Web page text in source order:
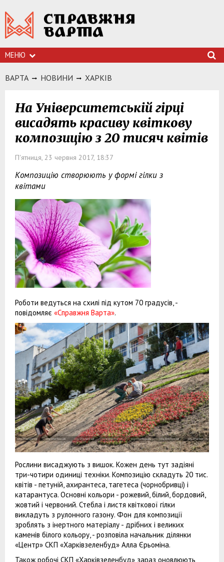
МЕНЮ
ВАРТА НОВИНИ ХАРКIВ
На Університетській гірці
висадять красиву квіткову
композицію з 20 тисяч квітів
П'ятниця, 23 червня 2017, 18:37
Композицію створюють у формі гілки з
квітами
Роботи ведуться на схилі під кутом 70 градусів, -
повідомляє «Справжня Варта».
Рослини висаджують з вишок. Кожен день тут задіяні
три-чотири одиниці техніки. Композицію складуть 20 тис.
квітів - петуній, ахирантеса, тагетеса (чорнобривці) і
катарантуса. Основні кольори - рожевий, білий, бордовий,
жовтий і червоний. Стебла і листя квіткової гілки
викладуть з рулонного газону. Фон для композиції
зроблять з інертного матеріалу - дрібних і великих
каменів білого кольору, - розповіла начальник ділянки
«Центр» СКП «Харківзеленбуд» Алла Єрьоміна.
Також робочі СКП «Харківзеленбуд» зараз оновлюють